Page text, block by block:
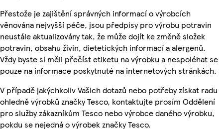
Přestože je zajištění správných informací o výrobcích
věnována nejvyšší péče, jsou předpisy pro výrobu potravin
neustále aktualizovány tak, že může dojít ke změně složek
potravin, obsahu živin, dietetických informací a alergenů.
Vždy byste si měli přečíst etiketu na výrobku a nespoléhat se
pouze na informace poskytnuté na internetových stránkách.
V případě jakýchkoliv Vašich dotazů nebo potřeby získat radu
ohledně výrobků značky Tesco, kontaktujte prosím Oddělení
pro služby zákazníkům Tesco nebo výrobce daného výrobku,
pokdu se nejedná o výrobek značky Tesco.